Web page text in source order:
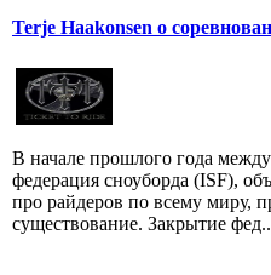
Terje Haakonsen о
В начале прошлого года
федерация сноуборда (ISF),
про райдеров по всему миру,
существование. Закрытие